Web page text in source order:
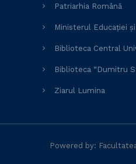
Patriarhia Română
Ministerul Educației
Biblioteca Central
Biblioteca “Dumitru
Ziarul Lumina
Powered by: